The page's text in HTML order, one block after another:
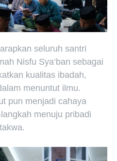
seluruh santri
Nisfu Sya’ban sebagai
kualitas ibadah,
menuntut ilmu.
pun menjadi cahaya
menuju pribadi